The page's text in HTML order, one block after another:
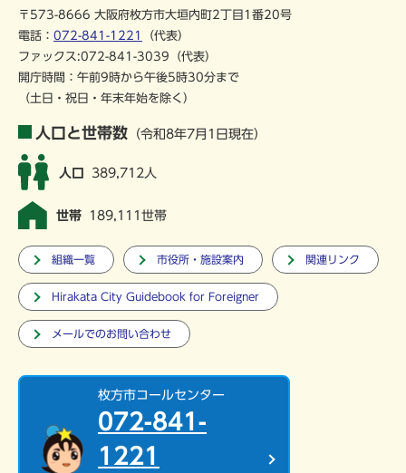
〒573-8666 大阪府枚方市大垣内町2丁目1番20号
電話： 072-841-1221
（代表）
ファックス:072-841-3039（代表）
開庁時間：午前9時から午後5時30分まで
（土日・祝日・年末年始を除く）
人口と世帯数 （令和8年7月1日現在）
人口 389,712人
世帯 189,111世帯
組織一覧 市役所・施設案内 関連リンク
Hirakata City Guidebook for Foreigner
メールでのお問い合わせ
枚方市コールセンター
072-841-
1221